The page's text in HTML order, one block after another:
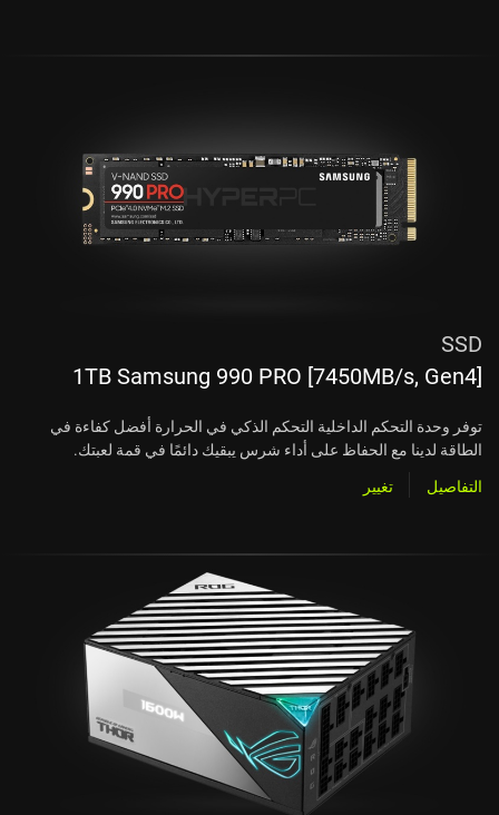
SSD
1TB Samsung 990 PRO [7450MB/s, Gen4]
توفر وحدة التحكم الداخلية التحكم الذكي في الحرارة أفضل كفاءة في
الطاقة لدينا مع الحفاظ على أداء شرس يبقيك دائمًا في قمة لعبتك.
التفاصيل
تغيير